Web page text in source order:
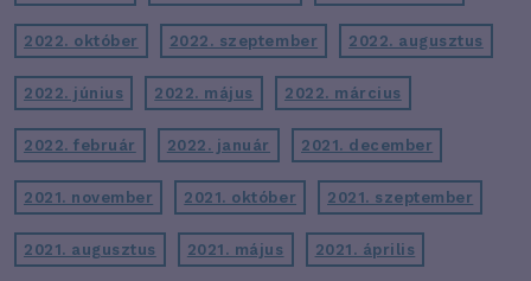
2022. október 2022. szeptember 2022. augusztus
2022. június 2022. május 2022. március
2022. február 2022. január 2021. december
2021. november 2021. október 2021. szeptember
2021. augusztus 2021. május 2021. április